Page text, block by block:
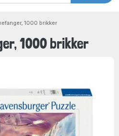
1000 brikker
1000 brikker